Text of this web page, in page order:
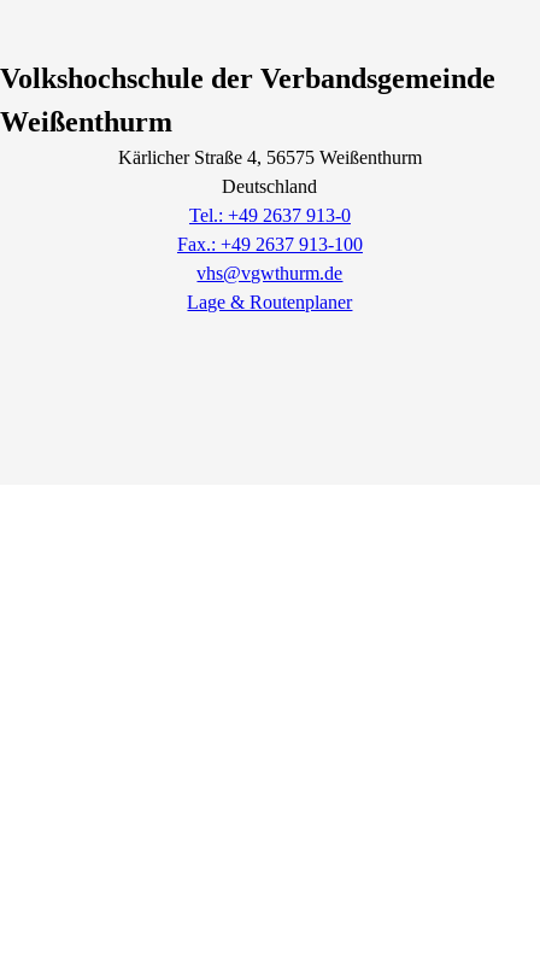
Volkshochschule der Verbandsgemeinde
Weißenthurm
Kärlicher Straße4, 56575 Weißenthurm
Deutschland
Tel.: +49 2637 913-0
Fax.: +49 2637 913-100
vhs@vgwthurm.de
Lage & Routenplaner